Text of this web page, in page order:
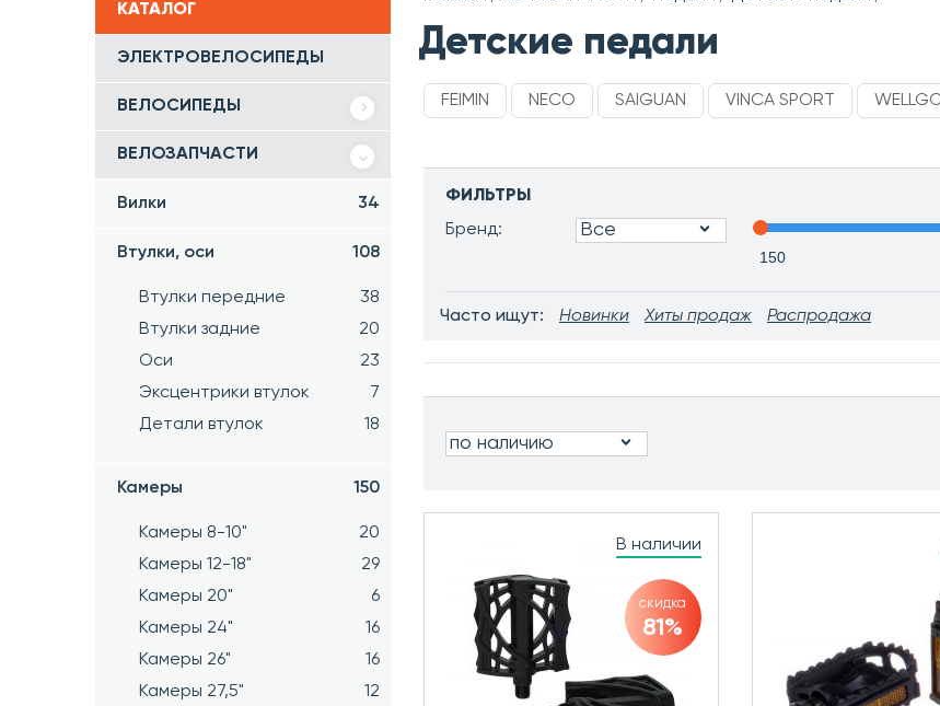
КАТАЛОГ
ЭЛЕКТРОВЕЛОСИПЕДЫ
ВЕЛОСИПЕДЫ
ВЕЛОЗАПЧАСТИ
Вилки 34
Втулки, оси 108
Втулки передние
38
Втулки задние
20
Оси
23
Эксцентрики втулок
7
Детали втулок
18
Камеры 150
Камеры 8-10"
20
Камеры 12-18"
29
Камеры 20"
6
Камеры 24"
16
Камеры 26"
16
Камеры 27,5"
12
Детские педали
FEIMIN NECO SAIGUAN VINCA SPORT
ФИЛЬТРЫ
Бренд:
Все
Часто ищут: Новинки Хиты продаж Распродажа
по наличию
В наличии
скидка
81%